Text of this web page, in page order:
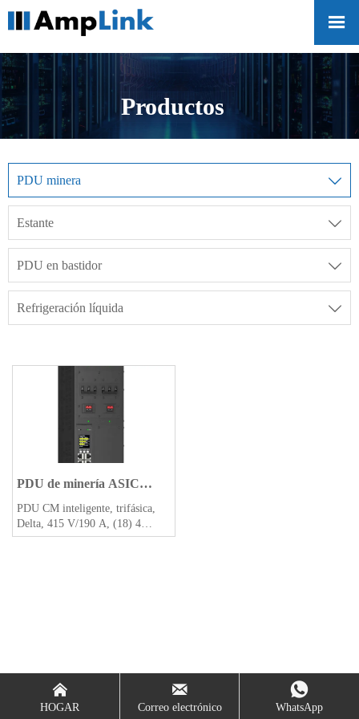

Productos
PDU minera 
Estante 
PDU en bastidor 
Refrigeración líquida 
PDU de minería ASIC
refrigerada por líquido
PDU CM inteligente, trifásica,
Delta, 415 V/190 A, (18) 4
pines, resistente al agua, con

HOGAR

Correo electrónico

WhatsApp